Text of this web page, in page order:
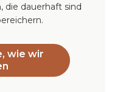
die dauerhaft sind
wie wir